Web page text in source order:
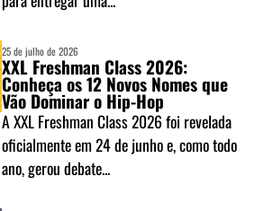
25 de julho de 2026
XXL Freshman Class 2026:
Conheça os 12 Novos Nomes que
Vão Dominar o Hip-Hop
A XXL Freshman Class 2026 foi revelada
oficialmente em 24 de junho e, como todo
ano, gerou debate...